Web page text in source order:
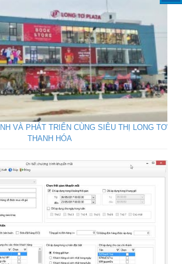
VÀ PHÁT TRIỂN CÙNG SIÊU THỊ LONG TƠ
THANH HÓA